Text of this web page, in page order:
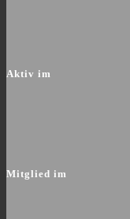
Aktiv im
Mitglied im